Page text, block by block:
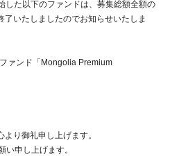
した以下のファンドは、募集総額全額の
いたしましたのでお知らせいたしま
ァンド「Mongolia Premium
り御礼申し上げます。
い申し上げます。